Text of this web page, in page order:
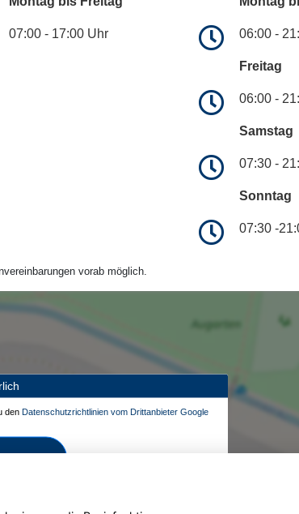
07:00 - 17:00 Uhr 06:00 -
Freitag
06:00 -
Samstag
07:30 -
Sonntag
07:30 -
vorab möglich.
den Datenschutzrichtlinien vom Drittanbieter Google